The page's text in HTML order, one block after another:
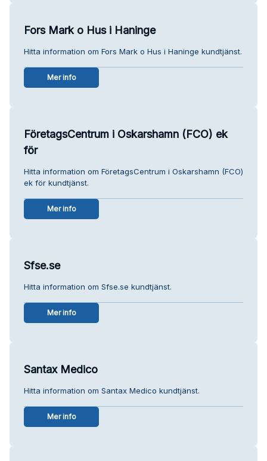
Fors Mark o Hus i Haninge
Hitta information om Fors Mark o Hus i Haninge kundtjänst.
Mer info
FöretagsCentrum i Oskarshamn (FCO) ek
för
Hitta information om FöretagsCentrum i Oskarshamn (FCO)
ek för kundtjänst.
Mer info
Sfse.se
Hitta information om Sfse.se kundtjänst.
Mer info
Santax Medico
Hitta information om Santax Medico kundtjänst.
Mer info